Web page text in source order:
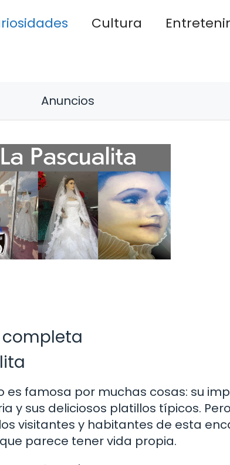
Cultura
Anuncios
completa
es famosa por muchas cosas: su
y sus deliciosos platillos típicos.
visitantes y habitantes de esta
parece tener vida propia.